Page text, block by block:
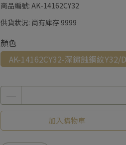
商品編號: AK-14162CY32
供貨狀況: 尚有庫存 9999
顏色
AK-14162CY32-深鏽蝕鋼紋
加入購物車